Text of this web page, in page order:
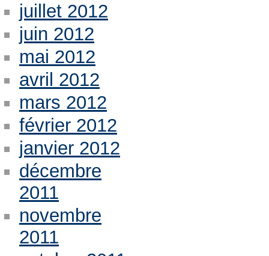
juillet 2012
juin 2012
mai 2012
avril 2012
mars 2012
février 2012
janvier 2012
décembre
2011
novembre
2011